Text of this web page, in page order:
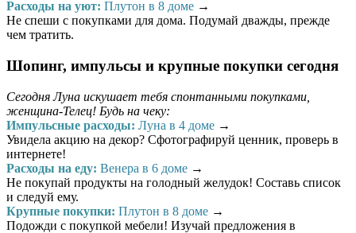
Расходы на уют: Плутон в 8 доме →
Не спеши с покупками для дома. Подумай дважды, прежде
чем тратить.
Шопинг, импульсы и крупные покупки сегодня
Сегодня Луна искушает тебя спонтанными покупками,
женщина-Телец! Будь на чеку:
Импульсные расходы: Луна в 4 доме →
Увидела акцию на декор? Сфотографируй ценник, проверь в
интернете!
Расходы на еду: Венера в 6 доме →
Не покупай продукты на голодный желудок! Составь список
и следуй ему.
Крупные покупки: Плутон в 8 доме →
Подожди с покупкой мебели! Изучай предложения в